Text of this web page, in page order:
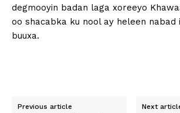
degmooyin badan laga xoreeyo
oo shacabka ku nool ay heleen nabad
buuxa.
Previous article Next